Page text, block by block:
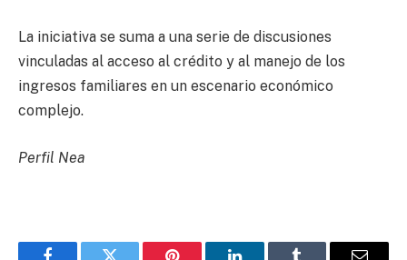
La iniciativa se suma a una serie de discusiones
vinculadas al acceso al crédito y al manejo de los
ingresos familiares en un escenario económico
complejo.
Perfil Nea